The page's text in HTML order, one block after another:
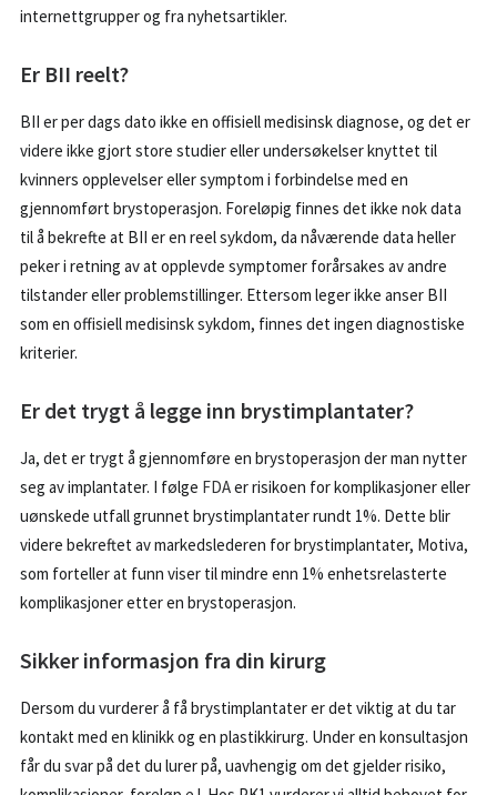
internettgrupper og fra nyhetsartikler.
Er BII reelt?
BII er per dags dato ikke en offisiell medisinsk diagnose, og det er
videre ikke gjort store studier eller undersøkelser knyttet til
kvinners opplevelser eller symptom i forbindelse med en
gjennomført brystoperasjon. Foreløpig finnes det ikke nok data
til å bekrefte at BII er en reel sykdom, da nåværende data heller
peker i retning av at opplevde symptomer forårsakes av andre
tilstander eller problemstillinger. Ettersom leger ikke anser BII
som en offisiell medisinsk sykdom, finnes det ingen diagnostiske
kriterier.
Er det trygt å legge inn brystimplantater?
Ja, det er trygt å gjennomføre en brystoperasjon der man nytter
seg av implantater. I følge FDAer risikoen for komplikasjoner eller
uønskede utfall grunnet brystimplantater rundt 1%. Dette blir
videre bekreftet av markedslederen for brystimplantater, Motiva,
som forteller at funn viser til mindre enn 1% enhetsrelasterte
komplikasjoner etter en brystoperasjon.
Sikker informasjon fra din kirurg
Dersom du vurderer å få brystimplantater er det viktig at du tar
kontakt med en klinikk og en plastikkirurg. Under en konsultasjon
får du svar på det du lurer på, uavhengig om det gjelder risiko,